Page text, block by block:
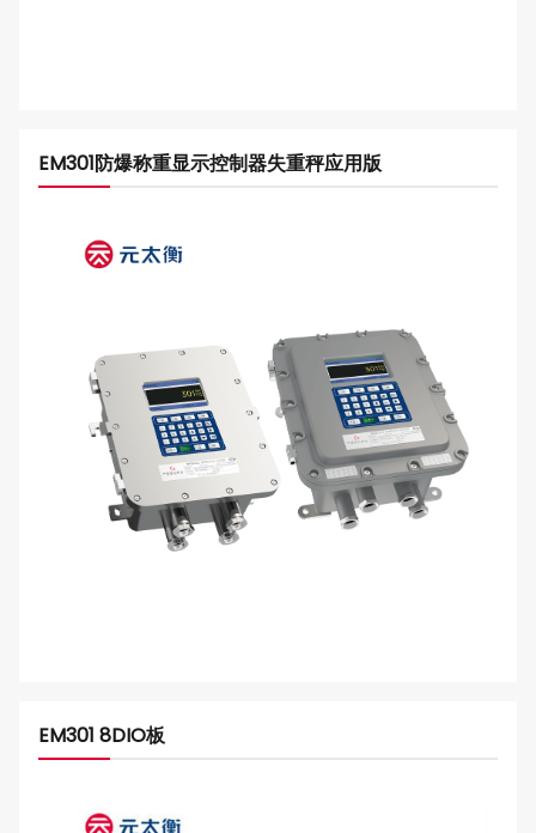
EM301防爆称重显示控制器失重秤应用版
EM301 8DIO板